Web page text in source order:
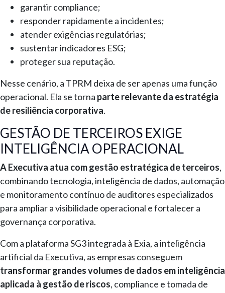
garantir compliance;
responder rapidamente a incidentes;
atender exigências regulatórias;
sustentar indicadores ESG;
proteger sua reputação.
Nesse cenário, a TPRM deixa de ser apenas uma função
operacional. Ela se torna parte relevante da estratégia
de resiliência corporativa.
GESTÃO DE TERCEIROS EXIGE
INTELIGÊNCIA OPERACIONAL
A Executiva atua com gestão estratégica de terceiros,
combinando tecnologia, inteligência de dados, automação
e monitoramento contínuo de auditores especializados
para ampliar a visibilidade operacional e fortalecer a
governança corporativa.
Com a plataforma SG3 integrada à Exia, a inteligência
artificial da Executiva, as empresas conseguem
transformar grandes volumes de dados em inteligência
aplicada à gestão de riscos, compliance e tomada de